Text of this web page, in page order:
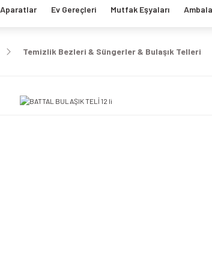
Aparatlar Ev Gereçleri Mutfak Eşyaları
Temizlik Bezleri & Süngerler & Bulaşık Telleri